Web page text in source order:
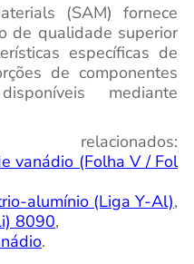
(SAM) fornece
de qualidade superior
específicas de
de componentes
mediante
vanádio (Folha V / Fol
alumínio (Liga Y-Al),
8090,
.